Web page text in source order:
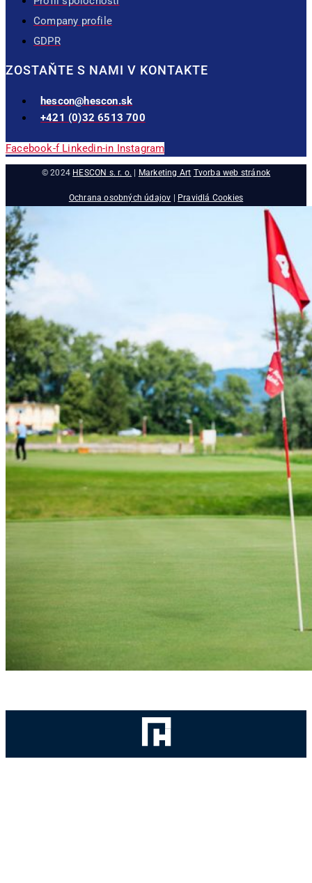
Company profile
GDPR
ZOSTAŇTE S NAMI V KONTAKTE
hescon@hescon.sk
+421 (0)32 6513 700
Facebook-f Linkedin-in Instagram
© 2024 HESCON s. r. o. Marketing Art Tvorba web stránok
Ochrana osobných údajov Pravidlá Cookies